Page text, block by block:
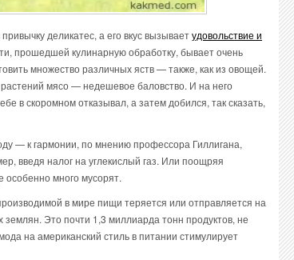
деликатес, а его вкус вызываетудовольствие и
прошедшей кулинарную обработку, бывает очень
множество различных яств — также, как из овощей.
мясо — недешевое баловство. И на него
в скоромном отказывал, а затем добился, так сказать,
— к гармонии, по мнению профессора Гиллигана,
введя налог на углекислый газ. Или поощряя
особенно много мусорят.
в мире пищи теряется или отправляется на
землян. Это почти 1,3 миллиарда тонн продуктов, не
на американский стиль в питании стимулирует